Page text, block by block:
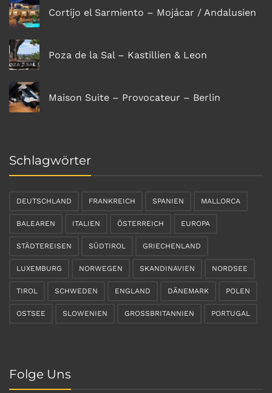
Cortijo el Sarmiento – Mojácar / Andalusien
Poza de la Sal – Kastillien & Leon
Maison Suite – Provocateur – Berlin
Schlagwörter
DEUTSCHLAND FRANKREICH SPANIEN MALLORCA
BALEAREN ITALIEN ÖSTERREICH EUROPA
STÄDTEREISEN SÜDTIROL GRIECHENLAND
LUXEMBURG NORWEGEN SKANDINAVIEN NORDSEE
TIROL SCHWEDEN ENGLAND DÄNEMARK POLEN
OSTSEE SLOWENIEN GROSSBRITANNIEN PORTUGAL
Folge Uns